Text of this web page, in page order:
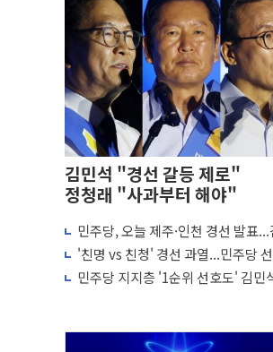
김민석 "경선 갈등 제로"
정청래 "사과부터 해야"
민주당, 오늘 제주·인천 경선 발표
석 '재역전' vs 정청래 '격차 확대'
'친명 vs 친청' 경선 과열...민주당 선
"불법 선거운동·방해행위 엄중 제
민주당 지지층 '1순위 선호도' 김민
인천 선재도 갯벌서
인천서 말다툼 중
'화합' 꺼낸 김민석
동해중부 전 해상